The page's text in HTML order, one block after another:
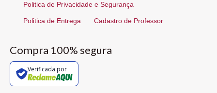
Politica de Privacidade e Segurança
Politica de Entrega Cadastro de Professor
Compra 100% segura
Verificada por